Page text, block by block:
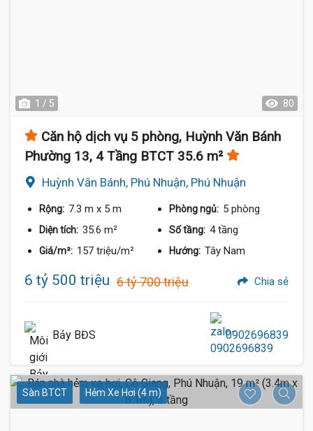
1 / 5 80
Căn hộ dịch vụ 5 phòng, Huỳnh Văn Bánh
Phường 13, 4 Tầng BTCT 35.6 m²
Huỳnh Văn Bánh, Phú Nhuận, Phú Nhuận
Rộng: 7.3 m x 5 m Phòng ngủ: 5 phòng
Diện tích: 35.6 m² Số tầng: 4 tầng
Giá/m²: 157 triệu/m² Hướng: Tây Nam
6 tỷ 500 triệu 6 tỷ 700 triệu Chia sẻ
Bảy BĐS 0902696839
Sàn BTCT Hẻm Xe Hơi (4 m)